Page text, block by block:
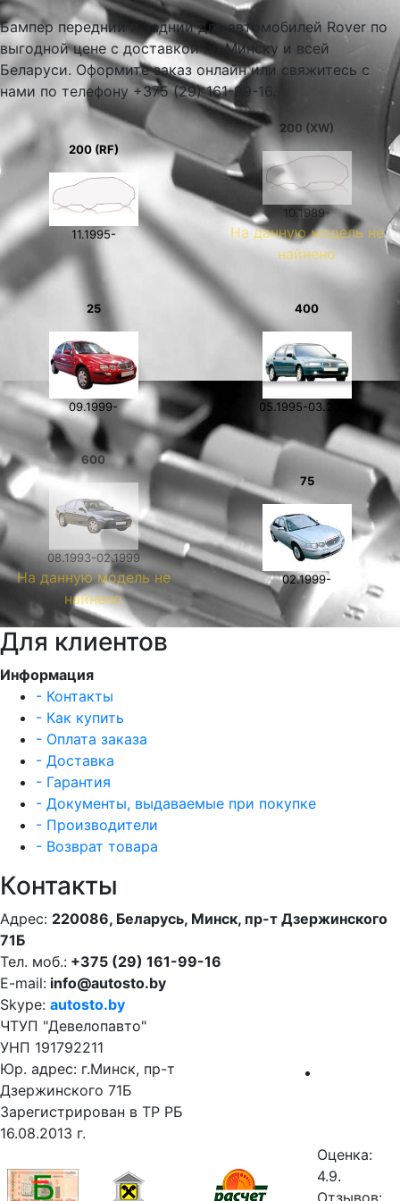
Бампер передний и задний для автомобилей Rover по
выгодной цене с доставкой по Минску и всей
Беларуси. Оформите заказ онлайн или свяжитесь с
нами по телефону +375 (29) 161-99-16.
200 (RF)
11.1995-
200 (XW)
10.1989-
На данную модель не
найнено
25
09.1999-
400
05.1995-03.2000
600
08.1993-02.1999
На данную модель не
найнено
75
02.1999-
Для клиентов
Информация
- Контакты
- Как купить
- Оплата заказа
- Доставка
- Гарантия
- Документы, выдаваемые при покупке
- Производители
- Возврат товара
Контакты
Адрес: 220086, Беларусь, Минск, пр-т Дзержинского
71Б
Тел. моб.: +375 (29) 161-99-16
E-mail: info@autosto.by
Skype: autosto.by
ЧТУП "Девелопавто"
УНП 191792211
Юр. адрес: г.Минск, пр-т
Дзержинского 71Б
Зарегистрирован в ТР РБ
16.08.2013 г.
Оценка:
4.9.
Отзывов: